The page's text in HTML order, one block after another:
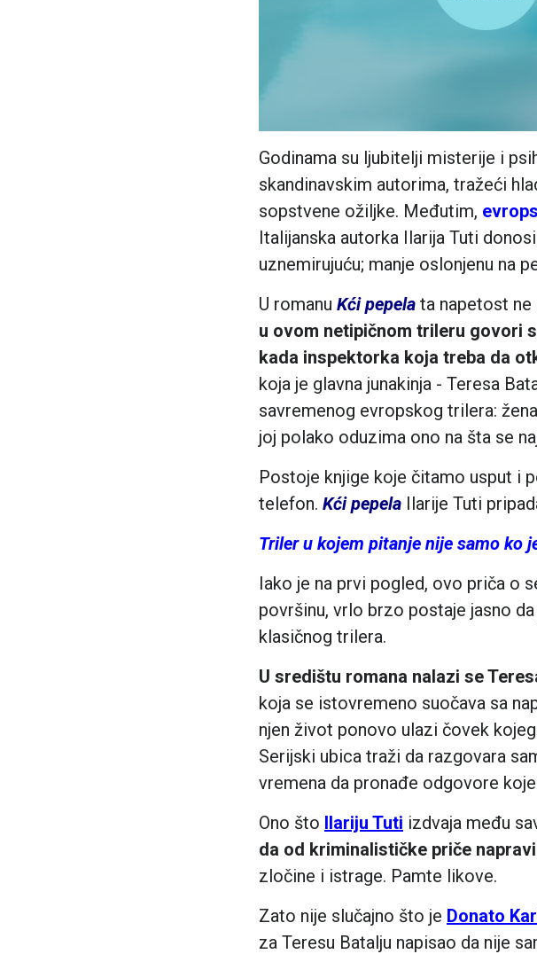
Godinama su ljubitelji misterije i
skandinavskim autorima, tražeći
sopstvene ožiljke. Međutim,
Italijanska autorka Ilarija Tuti
uznemirujuću; manje oslonjenu na
U romanu Kći pepela ta napetost
u ovom netipičnom trileru govori
kada inspektorka koja treba da
koja je glavna junakinja - Teresa
savremenog evropskog trilera:
joj polako oduzima ono na šta se
Postoje knjige koje čitamo usput i
telefon. Kći pepela Ilarije Tuti
Triler u kojem pitanje nije samo ko
Iako je na prvi pogled, ovo priča o
površinu, vrlo brzo postaje jasno
klasičnog trilera.
U središtu romana nalazi se
koja se istovremeno suočava sa
njen život ponovo ulazi čovek
Serijski ubica traži da razgovara
vremena da pronađe odgovore
Ono što Ilariju Tuti izdvaja među
da od kriminalističke priče
zločine i istrage. Pamte likove.
Zato nije slučajno što je Donato
za Teresu Batalju napisao da nije